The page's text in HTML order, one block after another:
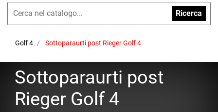
Ricerca
Golf 4 Sottoparaurti post Rieger Golf 4
Sottoparaurti post
Rieger Golf 4